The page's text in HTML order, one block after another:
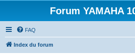
Forum YAMAHA
FAQ
Index du forum